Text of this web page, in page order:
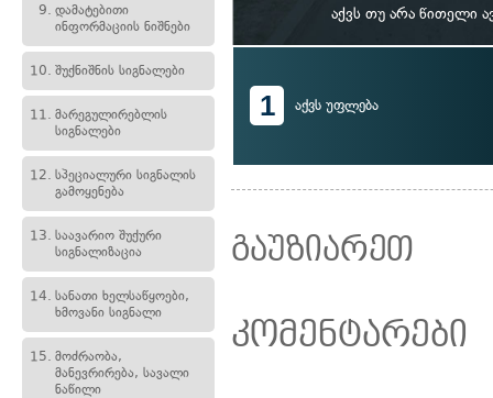
9. დამატებითი
ინფორმაციის ნიშნები
10. შუქნიშნის სიგნალები
11. მარეგულირებლის
სიგნალები
12. სპეციალური სიგნალის
გამოყენება
13. საავარიო შუქური
სიგნალიზაცია
14. სანათი ხელსაწყოები,
ხმოვანი სიგნალი
15. მოძრაობა,
მანევრირება, სავალი
ნაწილი
აქვს თუ არა წითელი
1 აქვს უფლება
გაუზიარეთ
კომენტარები